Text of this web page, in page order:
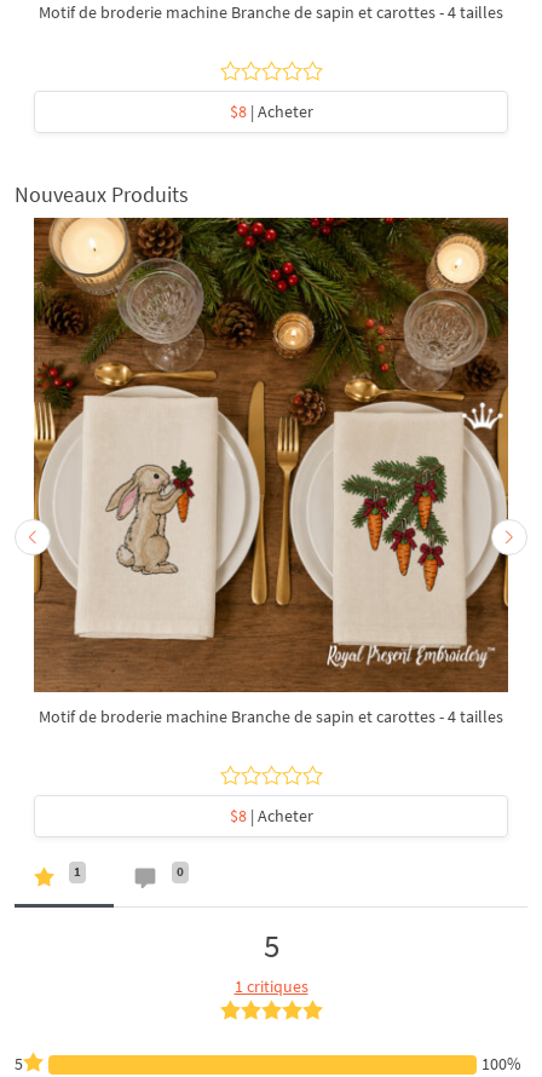
Motif de broderie machine Branche de sapin et carottes - 4 tailles
$8| Acheter
Nouveaux Produits
Motif de broderie machine Branche de sapin et carottes - 4 tailles
$8| Acheter
1 0
5
1 critiques
5
100%